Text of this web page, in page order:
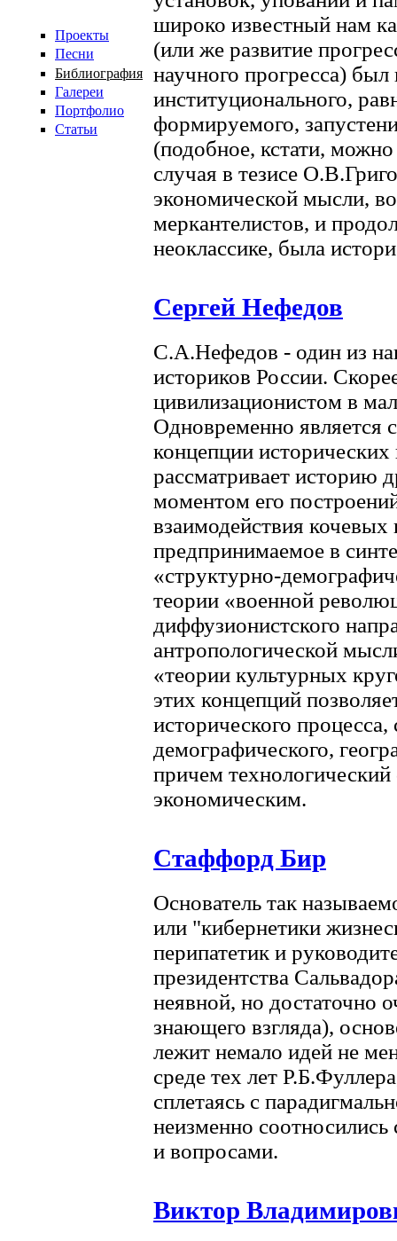
Проекты
Песни
Библиография
Галереи
Портфолио
Статьи
широко известный нам
(или же развитие
научного прогресса)
институционального,
формируемого,
(подобное, кстати,
случая в тезисе
экономической мысли,
меркантелистов, и
неоклассике, была
Сергей Нефедов
С.А.Нефедов - один из
историков России.
цивилизационистом в
Одновременно является
концепции
рассматривает историю
моментом его
взаимодействия
предпринимаемое в
«структурно-
теории «военной
диффузионистского
антропологической
«теории культурных
этих концепций
исторического
демографического,
причем
экономическим.
Стаффорд Бир
Основатель так
или "кибернетики
перипатетик и
президентства
неявной, но достаточно
знающего взгляда),
лежит немало идей не
среде тех лет
сплетаясь с
неизменно
и вопросами.
Виктор